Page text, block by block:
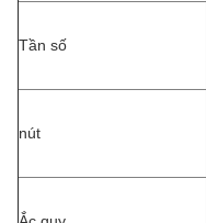
Tần số
nút